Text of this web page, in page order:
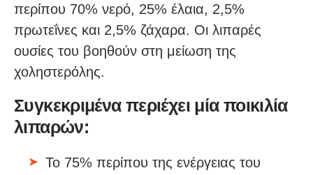
περίπου 70% νερό, 25% έλαια, 2,5%
πρωτεΐνες και 2,5% ζάχαρα. Οι λιπαρές
ουσίες του βοηθούν στη μείωση της
χοληστερόλης.
Συγκεκριμένα περιέχει μία ποικιλία
λιπαρών:
Το 75% περίπου της ενέργειας του